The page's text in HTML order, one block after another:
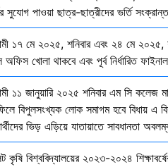
সুযোগ পাওয়া ছাত্র-ছাত্রীদের ভর্তি
১৭ মে ২০২৫, শনিবার এবং ২৪ মে ২০২৫,
খোলা থাকবে এবং পূর্ব নির্ধারিত ফাইনাল
১১ জানুয়ারি ২০২৫ শনিবার এম সি কলেজ
বিপুলসংখ্যক লোক সমাগম হবে বিধায় এ
ভিড় এড়িয়ে যাতায়াতে সাবধানতা
কৃষি বিশ্ববিদ্যালয়ের ২০২৩-২০২৪